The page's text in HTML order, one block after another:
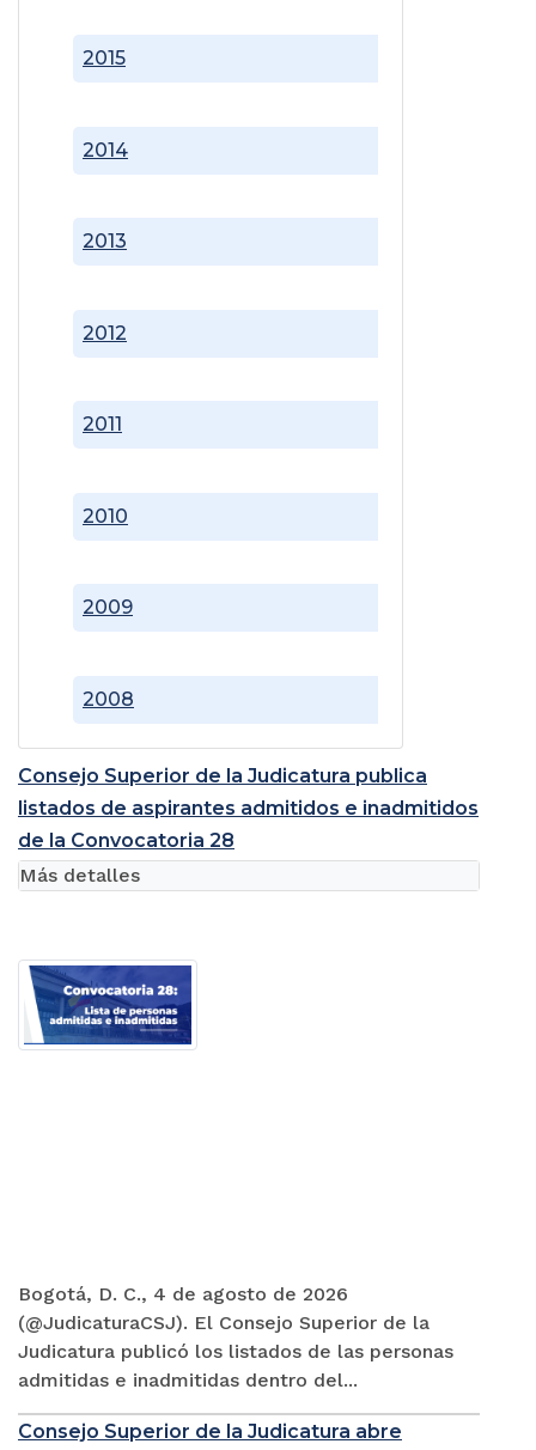
2008
2009
2010
2011
2012
2013
2014
2015
Consejo Superior de la Judicatura publica
listados de aspirantes admitidos e inadmitidos
de la Convocatoria 28
Bogotá, D. C., 4 de agosto de 2026
(@JudicaturaCSJ). El Consejo Superior de la
Judicatura publicó los listados de las personas
admitidas e inadmitidas dentro del...
Más detalles
Consejo Superior de la Judicatura abre